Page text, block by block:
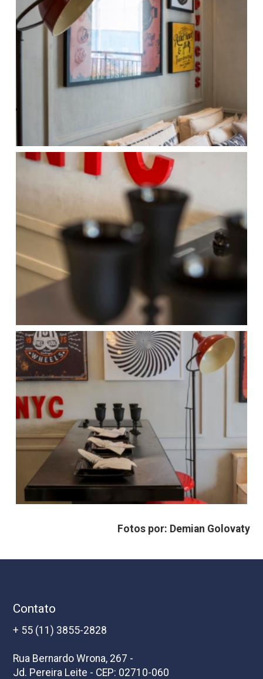
Fotos por: Demian Golovaty
Contato
+ 55 (11) 3855-2828
Rua Bernardo Wrona, 267 -
Jd. Pereira Leite - CEP: 02710-060